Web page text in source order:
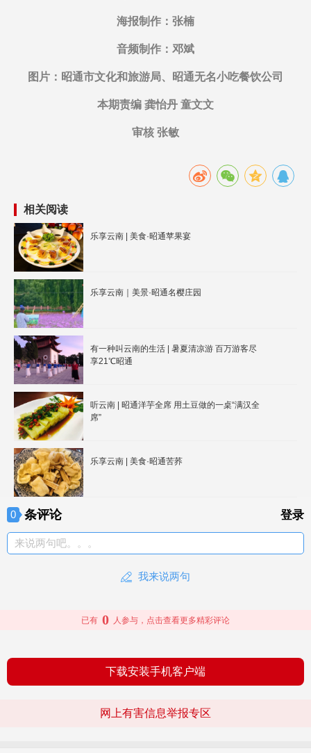
海报制作：张楠
音频制作：邓斌
图片：昭通市文化和旅游局、昭通无名小吃餐饮公司
本期责编 龚怡丹 童文文
审核 张敏
相关阅读
乐享云南 | 美食·昭通苹果宴
乐享云南｜美景·昭通名樱庄园
有一种叫云南的生活 | 暑夏清凉游 百万游客尽
享21℃昭通
听云南 | 昭通洋芋全席 用土豆做的一桌“满汉全
席”
乐享云南 | 美食·昭通苦荞
0 条评论 登录
来说两句吧。。。
我来说两句
已有 0 人参与，点击查看更多精彩评论
下载安装手机客户端
网上有害信息举报专区